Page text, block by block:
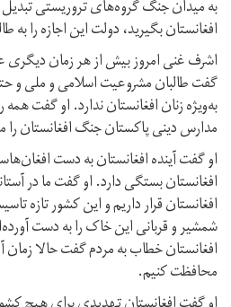
به میدان جنگ گروه‌های تروریستی تبدیل
افغانستان بگیرید، دولت این اجازه را به
اشرف غنی امروز بیش از هر زمان
گفت طالبان مشروعیت اسلامی و ملی و
به‌ویژه زنان افغانستان ندارد. او گفت
مدارس دینی پاکستان جنگ افغانستان را
او گفت آینده افغانستان به دست
افغانستان قرار داریم و این کشور تازه
شمشیر و قربانی این خاک را به دست
افغانستان خطاب به مردم گفت حالا
محافظت کنیم.